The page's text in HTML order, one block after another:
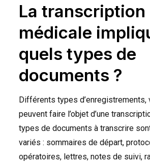
La transcription
médicale
quels types de
documents ?
Différents types d’enregistrements,
peuvent faire l’objet d’une
types de documents à transcrire
variés : sommaires de départ,
opératoires, lettres, notes de suivi,